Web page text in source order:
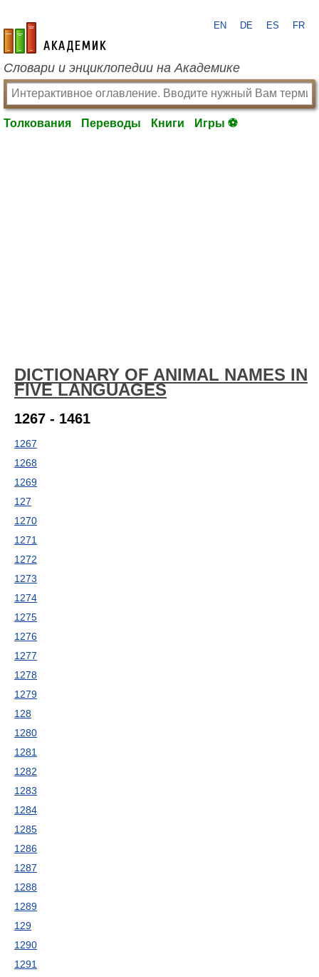
academic.ru
EN DE ES FR
Словари и энциклопедии на Академике
Толкования Переводы Книги Игры ⚽
DICTIONARY OF ANIMAL NAMES IN
FIVE LANGUAGES
1267 - 1461
1267
1268
1269
127
1270
1271
1272
1273
1274
1275
1276
1277
1278
1279
128
1280
1281
1282
1283
1284
1285
1286
1287
1288
1289
129
1290
1291